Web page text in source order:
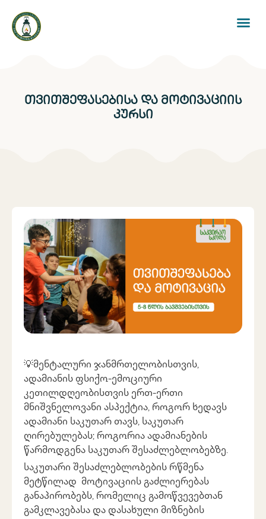
თვითშეფასებისა და მოტივაციის
კურსი
💡მენტალური ჯანმრთელობისთვის,
ადამიანის ფსიქო-ემოციური
კეთილდღეობისთვის ერთ-ერთი
მნიშვნელოვანი ასპექტია, როგორ ხედავს
ადამიანი საკუთარ თავს, საკუთარ
ღირებულებას; როგორია ადამიანების
წარმოდგენა საკუთარ შესაძლებლობებზე.
საკუთარი შესაძლებლობების რწმენა
მეტწილად მოტივაციის გაძლიერებას
განაპირობებს, რომელიც გამოწვევებთან
გამკლავებასა და დასახული მიზნების